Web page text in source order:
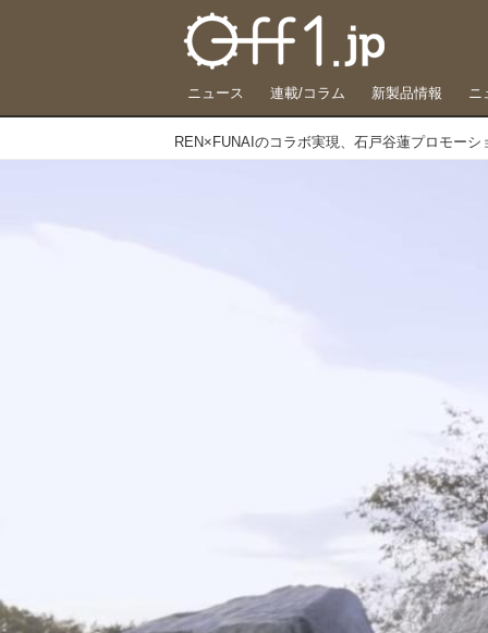
ニュース 連載/コラム 新製品情報 ニ